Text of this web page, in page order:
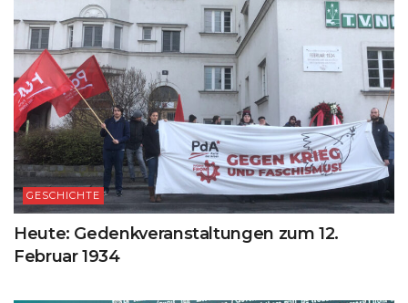
GESCHICHTE
Heute: Gedenkveranstaltungen zum 12.
Februar 1934